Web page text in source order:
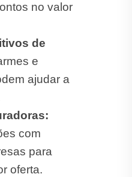
no valor
de
e
ajudar a
com
para
oferta.